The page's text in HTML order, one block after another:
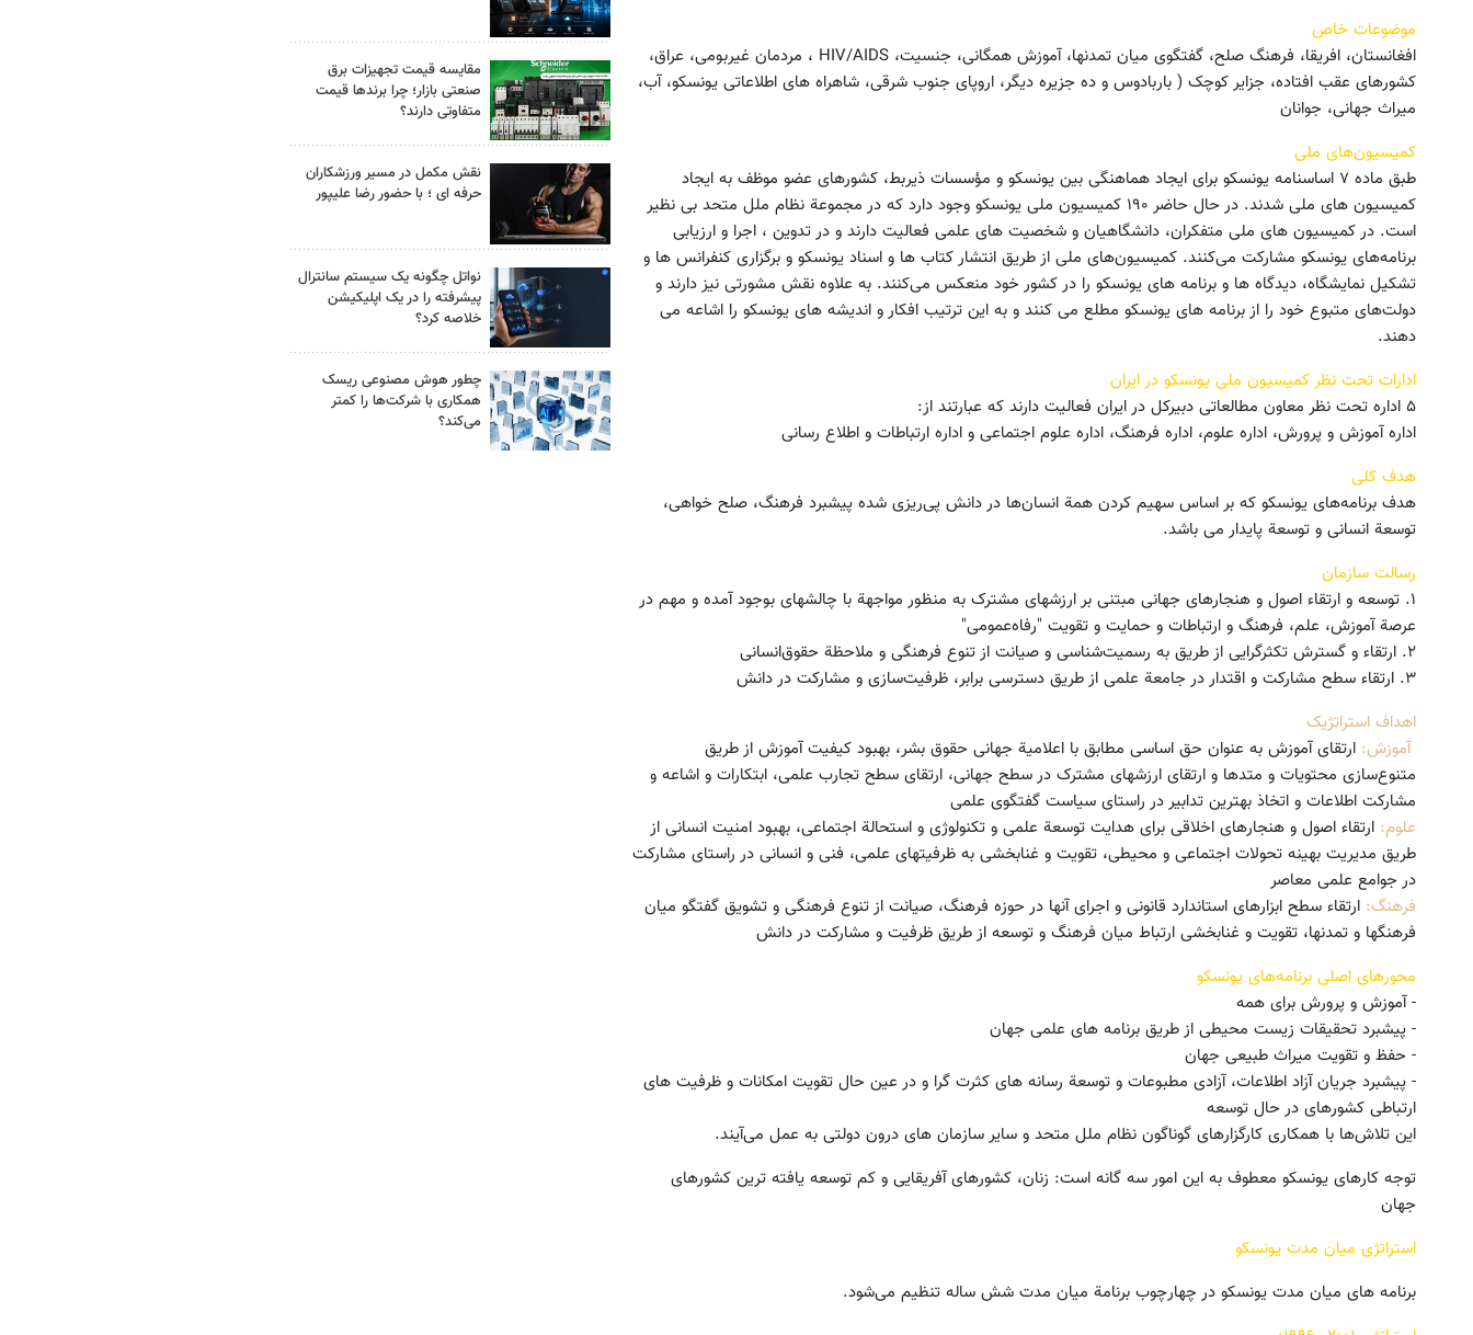
موضوعات خاص
افغانستان، افریقا، فرهنگ صلح، گفتگوی میان تمدنها، آموزش همگانی، جنسیت، HIV/AIDS ، مردمان غیربومی، عراق،
کشورهای عقب افتاده، جزایر کوچک ( باربادوس و ده جزیره دیگر، اروپای جنوب شرقی، شاهراه های اطلاعاتی یونسکو، آب،
میراث جهانی، جوانان
کمیسیون‌های ملی
طبق ماده ۷ اساسنامه یونسکو برای ایجاد هماهنگی بین یونسکو و مؤسسات ذیربط، کشورهای عضو موظف به ایجاد
کمیسیون های ملی شدند. در حال حاضر ۱۹۰ کمیسیون ملی یونسکو وجود دارد که در مجموعة نظام ملل متحد بی نظیر
است. در کمیسیون های ملی متفکران، دانشگاهیان و شخصیت های علمی فعالیت دارند و در تدوین ، اجرا و ارزیابی
برنامه‌های یونسکو مشارکت می‌کنند. کمیسیون‌های ملی از طریق انتشار کتاب ها و اسناد یونسکو و برگزاری کنفرانس ها و
تشکیل نمایشگاه، دیدگاه ها و برنامه‌ های یونسکو را در کشور خود منعکس می‌کنند. به علاوه نقش مشورتی نیز دارند و
دولت‌های متبوع خود را از برنامه های یونسکو مطلع می کنند و به این ترتیب افکار و اندیشه های یونسکو را اشاعه می
دهند.
ادارات تحت نظر کمیسیون ملی یونسکو در ایران
۵ اداره تحت نظر معاون مطالعاتی دبیرکل در ایران فعالیت دارند که عبارتند از:
اداره آموزش و پرورش، اداره علوم، اداره فرهنگ، اداره علوم اجتماعی و اداره ارتباطات و اطلاع رسانی
هدف کلی
هدف برنامه‌های یونسکو که بر اساس سهیم کردن همة انسان‌ها در دانش پی‌ریزی شده پیشبرد فرهنگ، صلح خواهی،
توسعة انسانی و توسعة پایدار می باشد.
رسالت سازمان
۱. توسعه و ارتقاء اصول و هنجارهای جهانی مبتنی بر ارزشهای مشترک به منظور مواجهة با چالشهای بوجود آمده و مهم در
عرصة آموزش، علم، فرهنگ و ارتباطات و حمایت و تقویت "رفاه‌عمومی"
۲. ارتقاء و گسترش تکثرگرایی از طریق به رسمیت‌شناسی و صیانت از تنوع فرهنگی و ملاحظة حقوق‌انسانی
۳. ارتقاء سطح مشارکت و اقتدار در جامعة علمی از طریق دسترسی برابر، ظرفیت‌سازی و مشارکت در دانش
اهداف استراتژیک
آموزش: ارتقای آموزش به عنوان حق اساسی مطابق با اعلامیة جهانی حقوق بشر، بهبود کیفیت آموزش از طریق
متنوع‌سازی محتویات و متدها و ارتقای ارزشهای مشترک در سطح جهانی، ارتقای سطح تجارب علمی، ابتکارات و اشاعه و
مشارکت اطلاعات و اتخاذ بهترین تدابیر در راستای سیاست‌ گفتگوی علمی
علوم: ارتقاء اصول و هنجارهای اخلاقی برای هدایت توسعة علمی و تکنولوژی و استحالة اجتماعی، بهبود امنیت انسانی از
طریق مدیریت بهینه تحولات اجتماعی و محیطی، تقویت و غنابخشی به ظرفیتهای علمی، فنی و انسانی در راستای مشارکت
در جوامع علمی معاصر
فرهنگ: ارتقاء سطح ابزارهای استاندارد قانونی و اجرای آنها در حوزه فرهنگ، صیانت از تنوع فرهنگی و تشویق گفتگو میان
فرهنگها و تمدنها، تقویت و غنابخشی ارتباط میان فرهنگ و توسعه از طریق ظرفیت و مشارکت در دانش
محورهای اصلی برنامه‌های یونسکو
- آموزش و پرورش برای همه
- پیشبرد تحقیقات زیست محیطی از طریق برنامه های علمی جهان
- حفظ و تقویت میراث طبیعی جهان
- پیشبرد جریان آزاد اطلاعات، آزادی مطبوعات و توسعة رسانه‌ های کثرت گرا و در عین حال تقویت امکانات و ظرفیت های
ارتباطی کشورهای در حال توسعه
این تلاش‌ها با همکاری کارگزارهای گوناگون نظام ملل متحد و سایر سازمان های درون دولتی به عمل می‌آیند.
توجه کارهای یونسکو معطوف به این امور سه گانه است: زنان، کشورهای آفریقایی و کم توسعه یافته ترین کشورهای
جهان
استراتژی میان مدت یونسکو
برنامه های میان مدت یونسکو در چهارچوب برنامة میان مدت شش ساله تنظیم می‌شود.
مقایسه قیمت تجهیزات برق
صنعتی بازار؛ چرا برندها قیمت
متفاوتی دارند؟
نقش مکمل در مسیر ورزشکاران
حرفه ای ؛ با حضور رضا علیپور
نواتل چگونه یک سیستم سانترال
پیشرفته را در یک اپلیکیشن
خلاصه کرد؟
چطور هوش مصنوعی ریسک
همکاری با شرکت‌ها را کمتر
می‌کند؟